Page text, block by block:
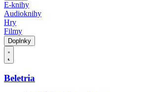
E-knihy
Audioknihy
Hry
Filmy
Doplnky
Beletria